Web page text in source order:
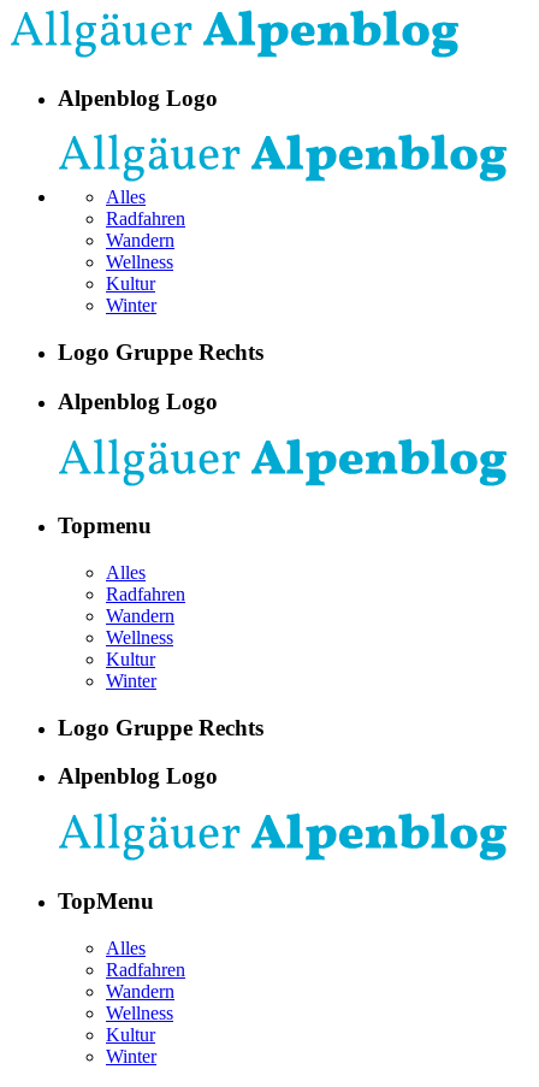
Alpenblog Logo
Alles
Radfahren
Wandern
Wellness
Kultur
Winter
Logo Gruppe Rechts
Alpenblog Logo
Topmenu
Alles
Radfahren
Wandern
Wellness
Kultur
Winter
Logo Gruppe Rechts
Alpenblog Logo
TopMenu
Alles
Radfahren
Wandern
Wellness
Kultur
Winter